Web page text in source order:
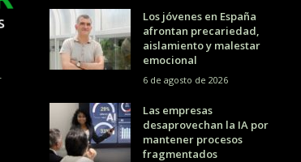
Los jóvenes en España
afrontan precariedad,
aislamiento y malestar
emocional
6 de agosto de 2026
Las empresas
desaprovechan la IA por
mantener procesos
fragmentados